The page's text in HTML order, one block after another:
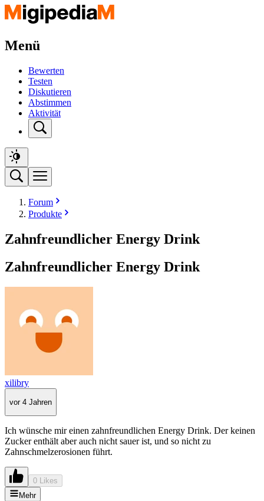
Menü
Bewerten
Testen
Diskutieren
Abstimmen
Aktivität
Forum
Produkte
Zahnfreundlicher Energy Drink
Zahnfreundlicher Energy Drink
xilibry
vor 4 Jahren
Ich wünsche mir einen zahnfreundlichen Energy Drink. Der keinen
Zucker enthält aber auch nicht sauer ist, und so nicht zu
Zahnschmelzerosionen führt.
0 Likes
Mehr